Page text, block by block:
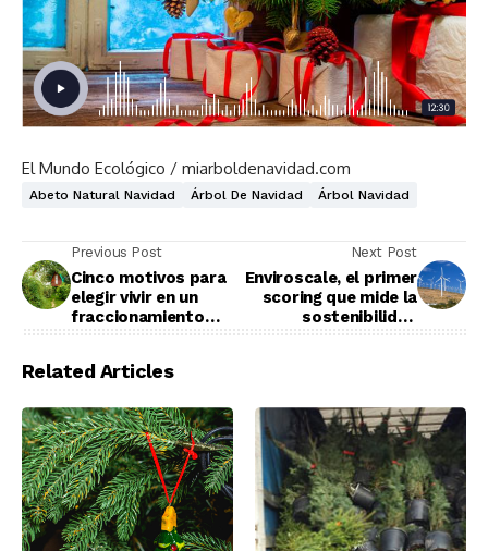
El Mundo Ecológico / miarboldenavidad.com
Abeto Natural Navidad Árbol De Navidad Árbol Navidad
Previous Post
Cinco motivos para
elegir vivir en un
fraccionamiento
Next Post
Enviroscale, el primer
scoring que mide la
sostenibilidad
Related Articles